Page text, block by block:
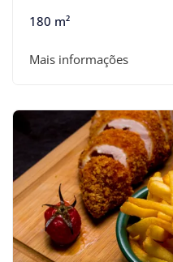
180 m²
Mais informações